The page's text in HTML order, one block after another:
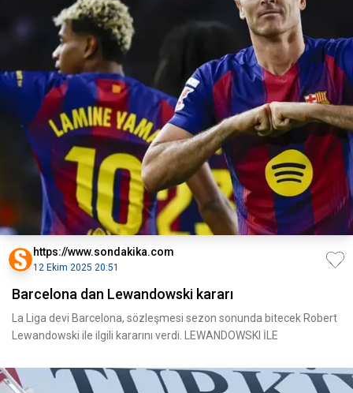
https://www.sondakika.com
12 Ekim 2025 20:51
Barcelona dan Lewandowski kararı
La Liga devi Barcelona, sözleşmesi sezon sonunda bitecek Robert
Lewandowski ile ilgili kararını verdi. LEWANDOWSKI İLE